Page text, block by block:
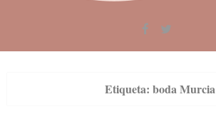
Etiqueta: boda Murcia